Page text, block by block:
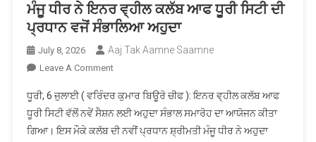
ਮੰਜੂ ਧੀਰ ਨੇ ਇਨਰ ਵ੍ਹੀਲ ਕਲੱਬ ਆਫ ਧੂਰੀ ਸਿਟੀ ਦੀ
ਪ੍ਰਧਾਨ ਵਜੋਂ ਸੰਭਾਲਿਆ ਅਹੁਦਾ
July 8, 2026 Aaj Tak Aamne Saamne
Leave A CommentOn
ਧੀਰ
ਨੇ
ਇਨਰ
ਧੂਰੀ, 6 ਜੁਲਾਈ ( ਵਰਿੰਦਰ ਕੁਮਾਰ ਬਿਊਰੋ ਚੀਫ ): ਇਨਰ ਵ੍ਹੀਲ ਕਲੱਬ ਆਫ
ਧੂਰੀ ਸਿਟੀ ਵੱਲੋਂ ਨਵੇਂ ਸੈਸ਼ਨ ਲਈ ਅਹੁਦਾ ਸੰਭਾਲ ਸਮਾਰੋਹ ਦਾ ਆਯੋਜਨ ਕੀਤਾ
ਗਿਆ। ਇਸ ਮੌਕੇ ਕਲੱਬ ਦੀ ਨਵੀਂ ਪ੍ਰਧਾਨ ਸ਼੍ਰੀਮਤੀ ਮੰਜੂ ਧੀਰ ਨੇ ਅਹੁਦਾ